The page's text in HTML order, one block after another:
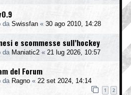
da Swissfan « 30 ago 2010, 14:28
e scommesse sull’hockey
da Maniatic2 « 21 lug 2026, 10:57
del Forum
da Ragno « 22 set 2024, 14:14
1 2